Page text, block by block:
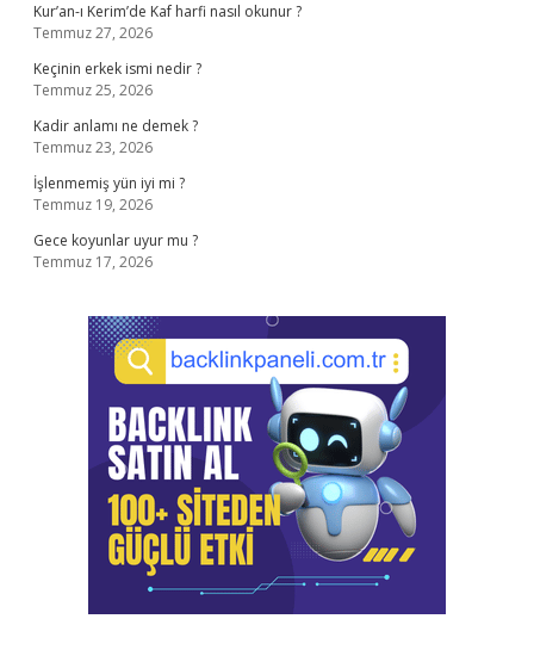
Kur’an-ı Kerim’de Kaf harfi nasıl okunur ?
Temmuz 27, 2026
Keçinin erkek ismi nedir ?
Temmuz 25, 2026
Kadir anlamı ne demek ?
Temmuz 23, 2026
İşlenmemiş yün iyi mi ?
Temmuz 19, 2026
Gece koyunlar uyur mu ?
Temmuz 17, 2026